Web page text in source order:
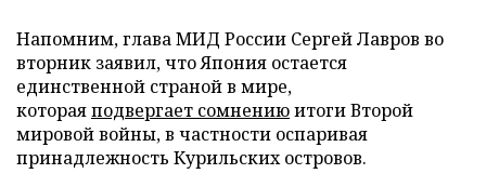
Напомним, глава МИД России Сергей Лавров во
вторник заявил, что Япония остается
единственной страной в мире,
котораяподвергает сомнениюитоги Второй
мировой войны, в частности оспаривая
принадлежность Курильских островов.